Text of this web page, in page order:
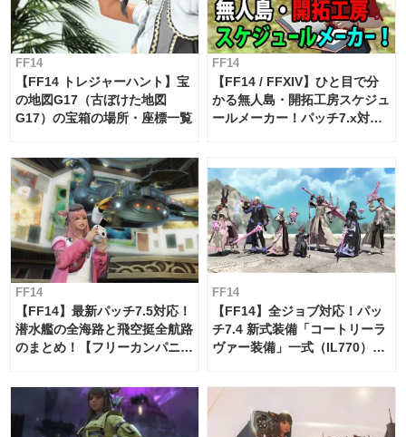
FF14
【FF14 トレジャーハント】宝
の地図G17（古ぼけた地図
G17）の宝箱の場所・座標一覧
FF14
【FF14 / FFXIV】ひと目で分
かる無人島・開拓工房スケジュ
ールメーカー！パッチ7.x対応
FF14
【FF14】最新パッチ7.5対応！
潜水艦の全海路と飛空挺全航路
のまとめ！【フリーカンパニ
FF14
【FF14】全ジョブ対応！パッ
チ7.4 新式装備「コートリーラ
ヴァー装備」一式（IL770）の